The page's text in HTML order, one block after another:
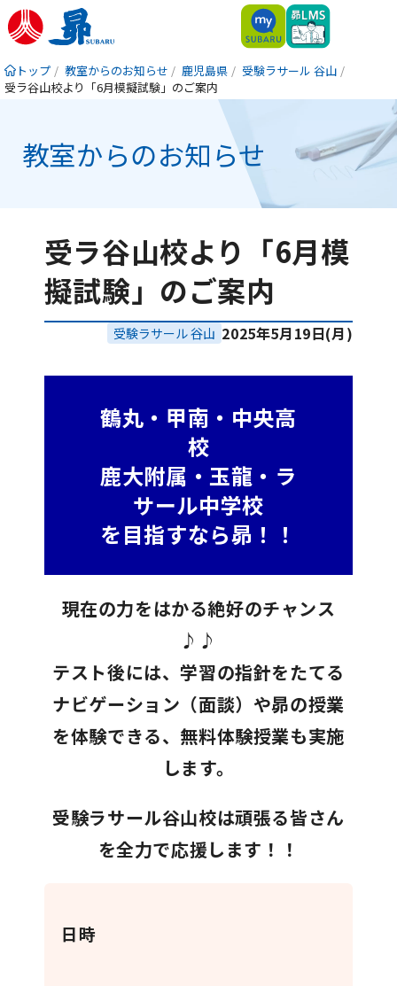
トップ 教室からのお知らせ 鹿児島県
受験ラサール 谷山
受ラ谷山校より「6月模擬試験」のご案内
教室からのお知らせ
受ラ谷山校より「6月模
擬試験」のご案内
受験ラサール 谷山 2025年5月19日(月)
鶴丸・甲南・中央高
校
鹿大附属・玉龍・ラ
サール中学校
を目指すなら昴！！
現在の力をはかる絶好のチャンス
♪♪
テスト後には、学習の指針をたてる
ナビゲーション（面談）や昴の授業
を体験できる、無料体験授業も実施
します。
受験ラサール谷山校は頑張る皆さん
を全力で応援します！！
日時